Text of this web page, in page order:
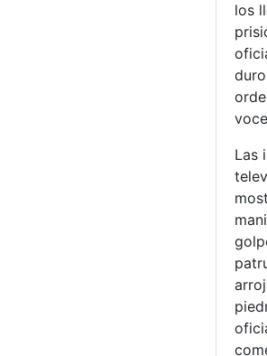
los
Las